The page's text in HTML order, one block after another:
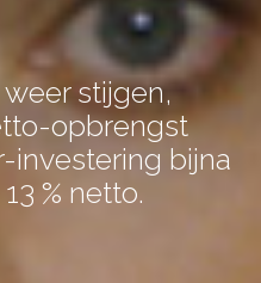
stijgen,
opbrengst
investering bijna
% netto.